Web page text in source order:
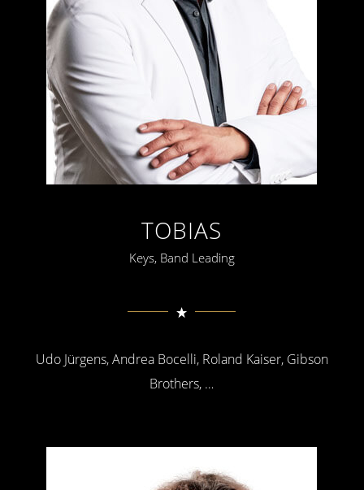
TOBIAS
Keys, Band Leading
Udo Jürgens, Andrea Bocelli, Roland Kaiser, Gibson
Brothers, …